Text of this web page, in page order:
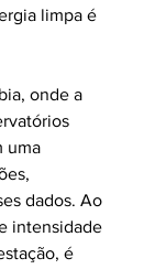
limpa é
onde a
uma
dados. Ao
intensidade
é